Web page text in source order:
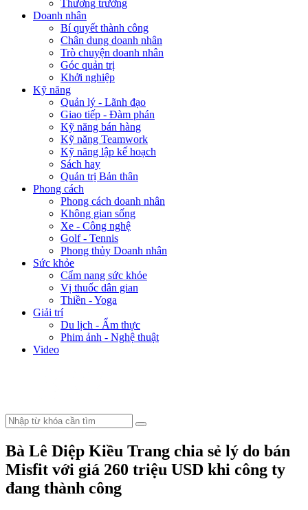
Thương trường
Doanh nhân
Bí quyết thành công
Chân dung doanh nhân
Trò chuyện doanh nhân
Góc quản trị
Khởi nghiệp
Kỹ năng
Quản lý - Lãnh đạo
Giao tiếp - Đàm phán
Kỹ năng bán hàng
Kỹ năng Teamwork
Kỹ năng lập kế hoạch
Sách hay
Quản trị Bản thân
Phong cách
Phong cách doanh nhân
Không gian sống
Xe - Công nghệ
Golf - Tennis
Phong thủy Doanh nhân
Sức khỏe
Cẩm nang sức khỏe
Vị thuốc dân gian
Thiền - Yoga
Giải trí
Du lịch - Ẩm thực
Phim ảnh - Nghệ thuật
Video
Bà Lê Diệp Kiều Trang chia sẻ lý do bán
Misfit với giá 260 triệu USD khi công ty
đang thành công